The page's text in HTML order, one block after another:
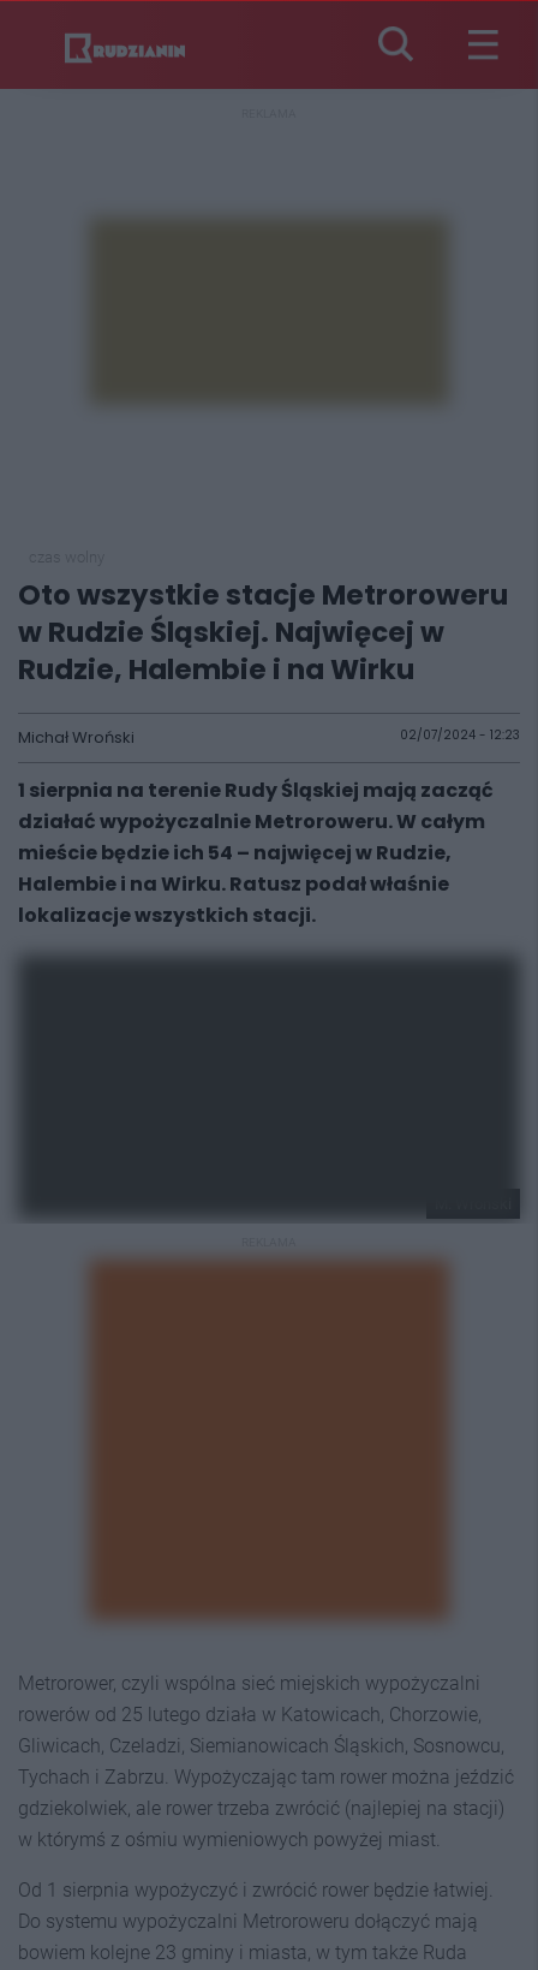
Oto wszystkie stacje Metroroweru
w Rudzie Śląskiej. Najwięcej w
Rudzie, Halembie i na Wirku
Michał Wroński 02/07/2024 - 12:23
1 sierpnia na terenie Rudy Śląskiej mają zacząć
działać wypożyczalnie Metroroweru. W całym
mieście będzie ich 54 – najwięcej w Rudzie,
Halembie i na Wirku. Ratusz podał właśnie
lokalizacje wszystkich stacji.
Metrorower, czyli wspólna sieć miejskich wypożyczalni
rowerów od 25 lutego działa w Katowicach, Chorzowie,
Gliwicach, Czeladzi, Siemianowicach Śląskich, Sosnowcu,
Tychach i Zabrzu. Wypożyczając tam rower można jeździć
gdziekolwiek, ale rower trzeba zwrócić (najlepiej na stacji)
w którymś z ośmiu wymieniowych powyżej miast.
Od 1 sierpnia wypożyczyć i zwrócić rower będzie łatwiej.
Do systemu wypożyczalni Metroroweru dołączyć mają
bowiem kolejne 23 gminy i miasta, w tym także Ruda